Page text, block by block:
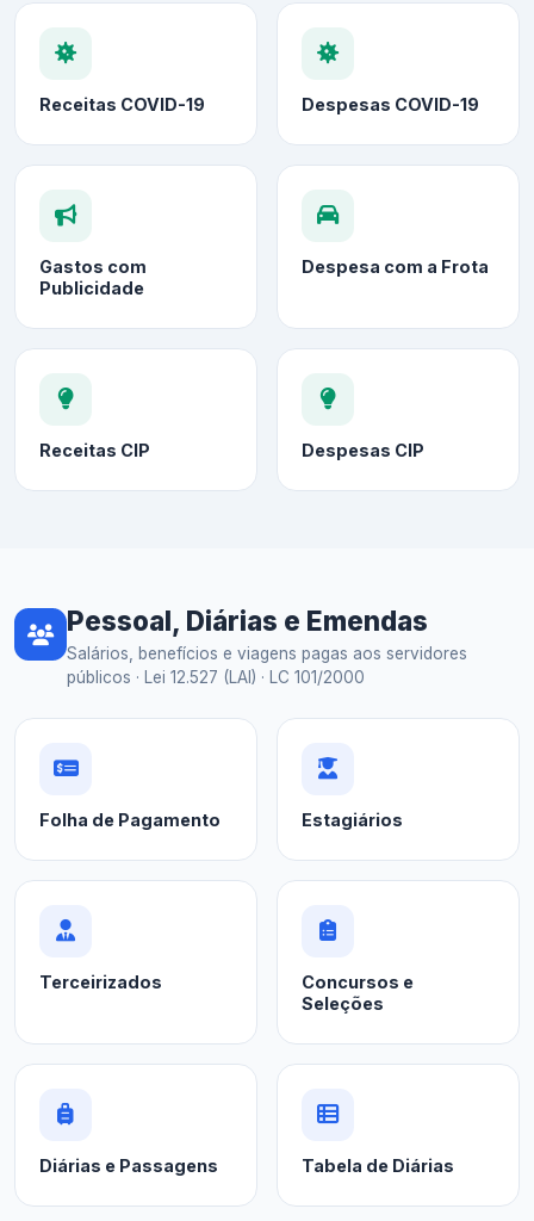
Receitas COVID-19 Despesas COVID-19
Gastos com
Publicidade
Despesa com a Frota
Receitas CIP Despesas CIP
Pessoal, Diárias e Emendas
Salários, benefícios e viagens pagas aos servidores
públicos · Lei 12.527 (LAI) · LC 101/2000
Folha de Pagamento Estagiários
Terceirizados
Concursos e
Seleções
Diárias e Passagens Tabela de Diárias